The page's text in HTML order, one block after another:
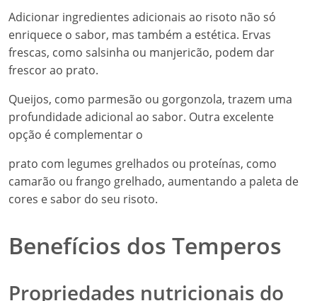
Adicionar ingredientes adicionais ao risoto não só
enriquece o sabor, mas também a estética. Ervas
frescas, como salsinha ou manjericão, podem dar
frescor ao prato.
Queijos, como parmesão ou gorgonzola, trazem uma
profundidade adicional ao sabor. Outra excelente
opção é complementar o
prato com legumes grelhados ou proteínas, como
camarão ou frango grelhado, aumentando a paleta de
cores e sabor do seu risoto.
Benefícios dos Temperos
Propriedades nutricionais do